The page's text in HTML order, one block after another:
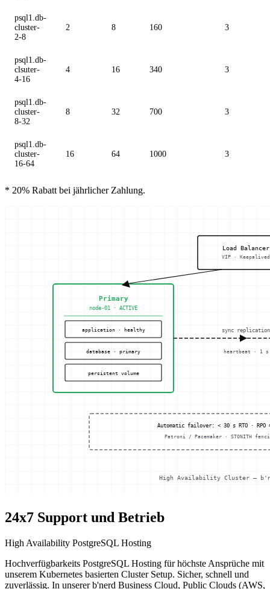
psql1.db-
cluster-
2-8
2 8 160 3
psql1.db-
clsuter-
4-16
4 16 340 3
psql1.db-
cluster-
8-32
8 32 700 3
psql1.db-
cluster-
16-64
16 64 1000 3
* 20% Rabatt bei jährlicher Zahlung.
24x7 Support und Betrieb
High Availability PostgreSQL Hosting
Hochverfügbarkeits PostgreSQL Hosting für höchste Ansprüche mit
unserem Kubernetes basierten Cluster Setup. Sicher, schnell und
zuverlässig. In unserer b'nerd Business Cloud, Public Clouds (AWS,